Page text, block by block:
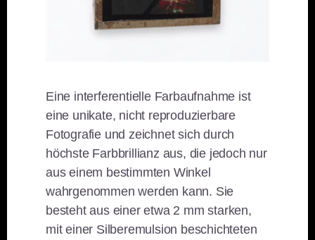
Eine interferentielle Farbaufnahme ist
eine unikate, nicht reproduzierbare
Fotografie und zeichnet sich durch
höchste Farbbrillianz aus, die jedoch nur
aus einem bestimmten Winkel
wahrgenommen werden kann. Sie
besteht aus einer etwa 2 mm starken,
mit einer Silberemulsion beschichteten